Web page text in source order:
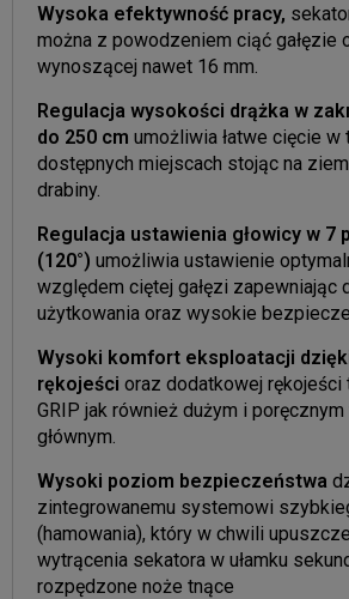
Wysoka efektywność pracy,
można z powodzeniem ciąć gałęzie
wynoszącej nawet 16 mm.
Regulacja wysokości drążka w
do 250 cm umożliwia łatwe cięcie w
dostępnych miejscach stojąc na
drabiny.
Regulacja ustawienia głowicy w 7
(120°) umożliwia ustawienie
względem ciętej gałęzi zapewniając
użytkowania oraz wysokie
Wysoki komfort eksploatacji
rękojeści oraz dodatkowej rękojeści
GRIP jak również dużym i poręcznym
głównym.
Wysoki poziom bezpieczeństwa
zintegrowanemu systemowi
(hamowania), który w chwili
wytrącenia sekatora w ułamku
rozpędzone noże tnące